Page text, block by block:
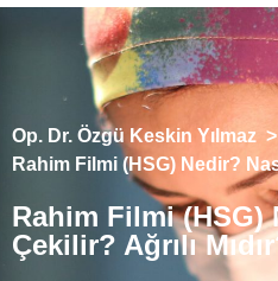
Op. Dr. Özgü Keskin Yılmaz >
Rahim Filmi (HSG) Nedir?
Rahim Filmi (HSG)
Çekilir? Ağrılı